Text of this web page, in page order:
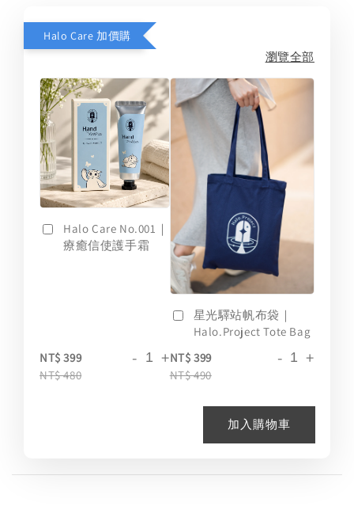
Halo Care 加價購
瀏覽全部
Halo Care No.001｜
療癒信使護手霜
NT$ 399
NT$ 480
- +
星光驛站帆布袋｜
Halo.Project Tote Bag
NT$ 399
NT$ 490
- +
加入購物車